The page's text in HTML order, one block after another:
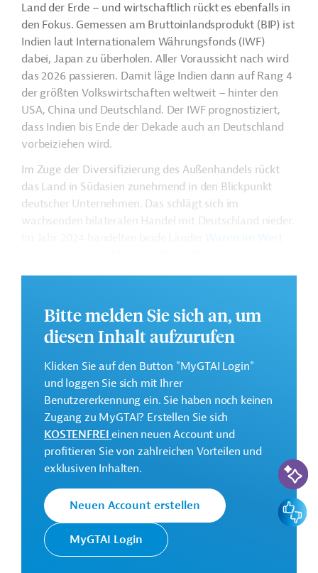
Land der Erde – und wirtschaftlich rückt es ebenfalls in
den Fokus. Gemessen am Bruttoinlandsprodukt (BIP) ist
Indien laut Internationalem Währungsfonds (IWF)
dabei, Japan zu überholen. Aller Voraussicht nach wird
das 2026 passieren. Damit läge Indien dann auf Rang 4
der größten Volkswirtschaften weltweit – hinter den
USA, China und Deutschland. Der IWF prognostiziert,
dass Indien bis Ende der Dekade auch an Deutschland
vorbeiziehen wird.
Im Zuge der Diversifizierung des Außenhandels rückt
das Land in Südasien zunehmend in den Blickpunkt
deutscher Unternehmen. Das schlägt sich im
wachsenden bilateralen Handel mit Deutschland nieder.
Wirtschaftsstruktur an
Attraktives Investitionsklima zieht
ausländische Geldgeber an
Kontaktadressen
Bitte melden Sie sich an, um
diesen Inhalt aufzurufen
Klicken Sie auf den Button "MyGTAI Login"
und loggen Sie sich mit Ihrer
Benutzererkennung ein. Sie haben noch keinen
Zugang zu MyGTAI? Erstellen Sie sich
KOSTENFREIeinen neuen Account und
profitieren Sie von zahlreichen Vorteilen und
exklusiven Inhalten.
Neuen Account erstellen
MyGTAI Login
KI-